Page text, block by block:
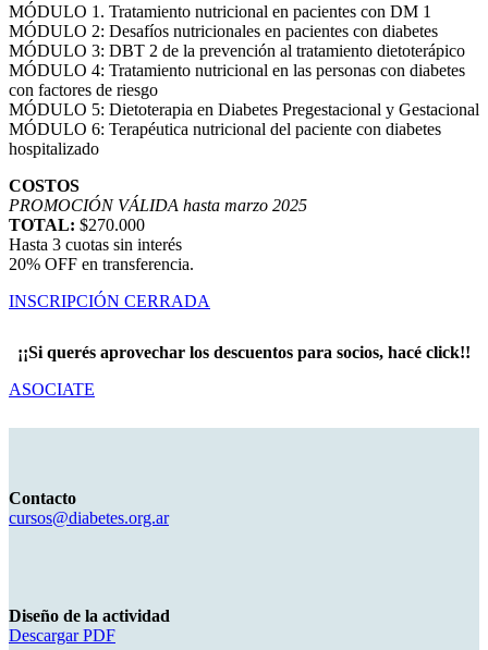
MÓDULO 1. Tratamiento nutricional en pacientes con DM 1
MÓDULO 2: Desafíos nutricionales en pacientes con diabetes
MÓDULO 3: DBT 2 de la prevención al tratamiento dietoterápico
MÓDULO 4: Tratamiento nutricional en las personas con diabetes
con factores de riesgo
MÓDULO 5: Dietoterapia en Diabetes Pregestacional y Gestacional
MÓDULO 6: Terapéutica nutricional del paciente con diabetes
hospitalizado
COSTOS
PROMOCIÓN VÁLIDA hasta marzo 2025
TOTAL: $270.000
Hasta 3 cuotas sin interés
20% OFF en transferencia.
INSCRIPCIÓN CERRADA
¡¡Si querés aprovechar los descuentos para socios, hacé click!!
ASOCIATE
Contacto
cursos@diabetes.org.ar
Diseño de la actividad
Descargar PDF